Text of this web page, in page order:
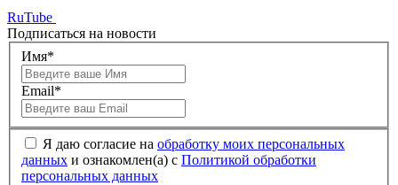
RuTube
Подписаться на новости
Имя*
Email*
Я даю согласие на обработку моих персональных
данных и ознакомлен(а) с Политикой обработки
персональных данных